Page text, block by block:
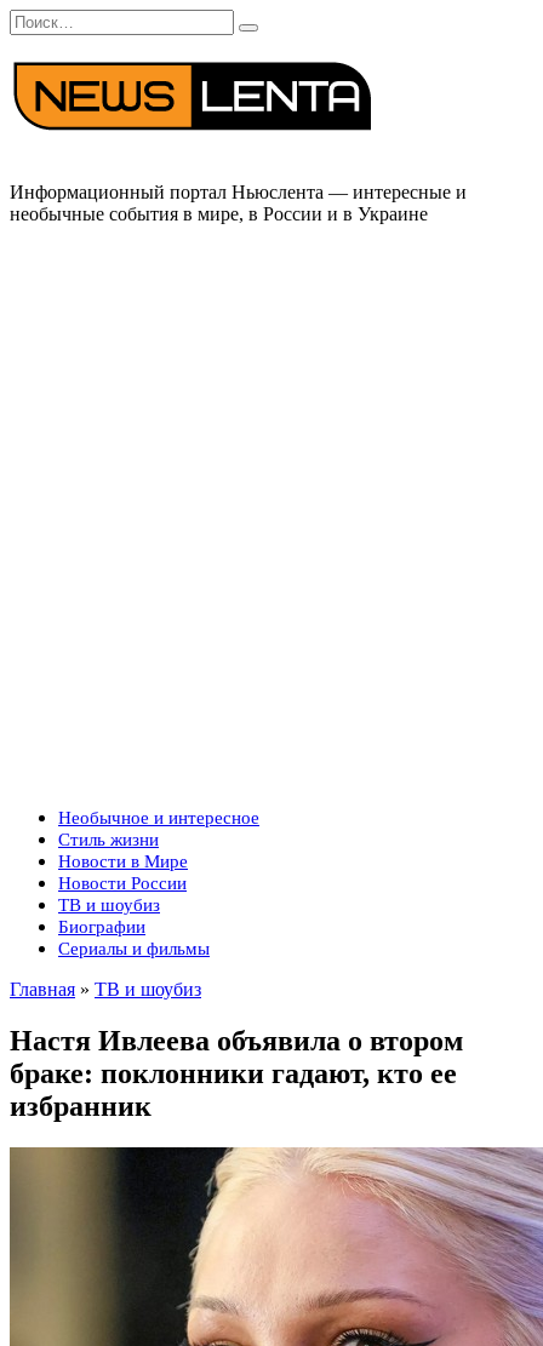
Перейти
к
содержанию
Search
for:
Информационный портал Ньюслента — интересные и
необычные события в мире, в России и в Украине
Необычное и интересное
Стиль жизни
Новости в Мире
Новости России
ТВ и шоубиз
Биографии
Сериалы и фильмы
Главная » ТВ и шоубиз
Настя Ивлеева объявила о втором
браке: поклонники гадают, кто ее
избранник